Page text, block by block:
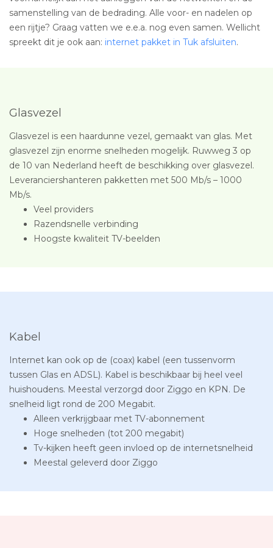
samenstelling van de bedrading. Alle voor- en nadelen op
een rijtje? Graag vatten we e.e.a. nog even samen. Wellicht
spreekt dit je ook aan: internet pakket in Tuk afsluiten.
Glasvezel
Glasvezel is een haardunne vezel, gemaakt van glas. Met
glasvezel zijn enorme snelheden mogelijk. Ruwweg 3 op
de 10 van Nederland heeft de beschikking over glasvezel.
Leveranciershanteren pakketten met 500 Mb/s – 1000
Mb/s.
Veel providers
Razendsnelle verbinding
Hoogste kwaliteit TV-beelden
Kabel
Internet kan ook op de (coax) kabel (een tussenvorm
tussen Glas en ADSL). Kabel is beschikbaar bij heel veel
huishoudens. Meestal verzorgd door Ziggo en KPN. De
snelheid ligt rond de 200 Megabit.
Alleen verkrijgbaar met TV-abonnement
Hoge snelheden (tot 200 megabit)
Tv-kijken heeft geen invloed op de internetsnelheid
Meestal geleverd door Ziggo